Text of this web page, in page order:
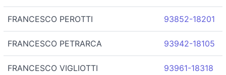
FRANCESCO PEROTTI 93852-18201
FRANCESCO PETRARCA 93942-18105
FRANCESCO VIGLIOTTI 93961-18318